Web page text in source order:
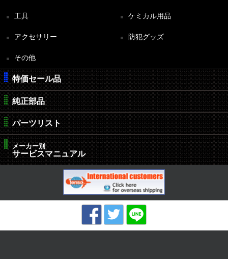
工具 ケミカル用品
アクセサリー 防犯グッズ
その他
特価セール品
純正部品
パーツリスト
メーカー別
サービスマニュアル